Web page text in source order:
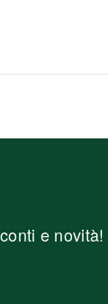
e novità!